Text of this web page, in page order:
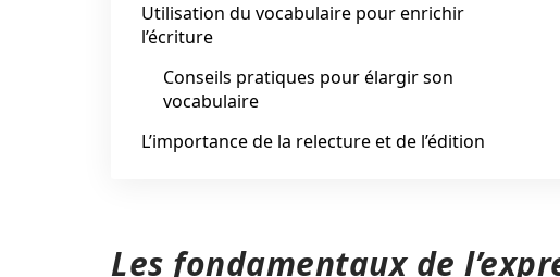
Utilisation du vocabulaire pour enrichir
l’écriture
Conseils pratiques pour élargir son
vocabulaire
L’importance de la relecture et de l’édition
Les fondamentaux de